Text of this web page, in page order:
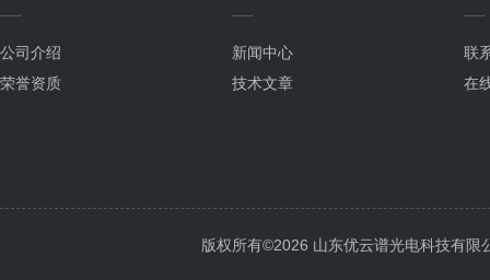
公司介绍
荣誉资质
新闻中心
技术文章
联
在
版权所有©2026 山东优云谱光电科技有